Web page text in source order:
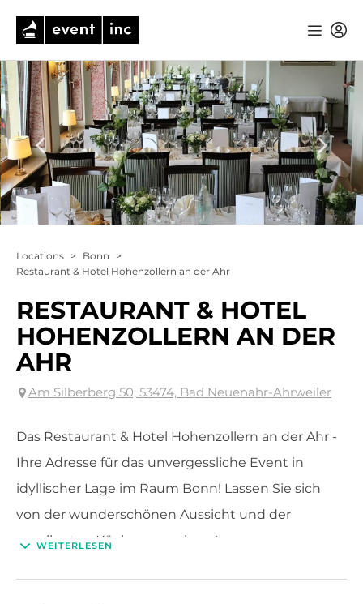
Locations > Bonn
>
Restaurant & Hotel Hohenzollern an der Ahr
RESTAURANT & HOTEL
HOHENZOLLERN AN DER
AHR
Am Silberberg 50, 53474, Bad Neuenahr-Ahrweiler
Das Restaurant & Hotel Hohenzollern an der Ahr -
Ihre Adresse für das unvergessliche Event in
idyllischer Lage im Raum Bonn! Lassen Sie sich
von der wunderschönen Aussicht und der
exzellenten Küche verzaubern!
WEITERLESEN